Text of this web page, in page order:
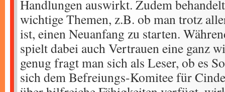
Handlungen auswirkt. Zudem
wichtige Themen, z.B. ob man trotz
ist, einen Neuanfang zu starten.
spielt dabei auch Vertrauen eine ganz
genug fragt man sich als Leser, ob es
sich dem Befreiungs-Komitee für